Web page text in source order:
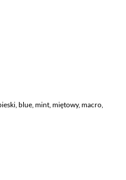
blue, mint, miętowy, macro,